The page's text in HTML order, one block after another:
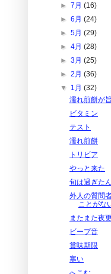
►7月(16)
►6月(24)
►5月(29)
►4月(28)
►3月(25)
►2月(36)
▼ 1月(32)
濡れ煎餅が
ビタミン
テスト
濡れ煎餅
トリビア
やっと来た
旬は過ぎた
外人の質問
ことがな
またまた夜
ビープ音
賞味期限
寒い